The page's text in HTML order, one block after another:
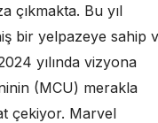
çıkmakta. Bu yıl
bir yelpazeye sahip
yılında vizyona
(MCU) merakla
çekiyor. Marvel